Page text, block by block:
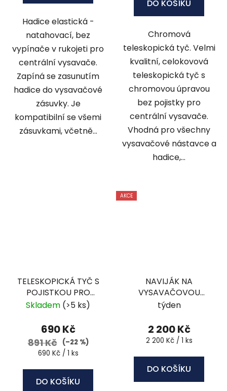
Hadice elastická -
natahovací, bez
vypínače v rukojeti pro
centrální vysavače.
Zapíná se zasunutím
hadice do vysavačové
zásuvky. Je
kompatibilní se všemi
zásuvkami, včetně...
DO KOŠÍKU
Chromová
teleskopická tyč. Velmi
kvalitní, celokovová
teleskopická tyč s
chromovou úpravou
bez pojistky pro
centrální vysavače.
Vhodná pro všechny
vysavačové nástavce a
hadice,...
TELESKOPICKÁ TYČ S
POJISTKOU PRO
CENTRÁLNÍ VYSAVAČE
Skladem (>5 ks)
690 Kč
891 Kč
(–22 %)
Měrná
690 Kč / 1 ks
DO KOŠÍKU
AKCE
NAVIJÁK NA
VYSAVAČOVOU
HADICI -4720
týden
2 200 Kč
Měrná
2 200 Kč / 1 ks
DO KOŠÍKU